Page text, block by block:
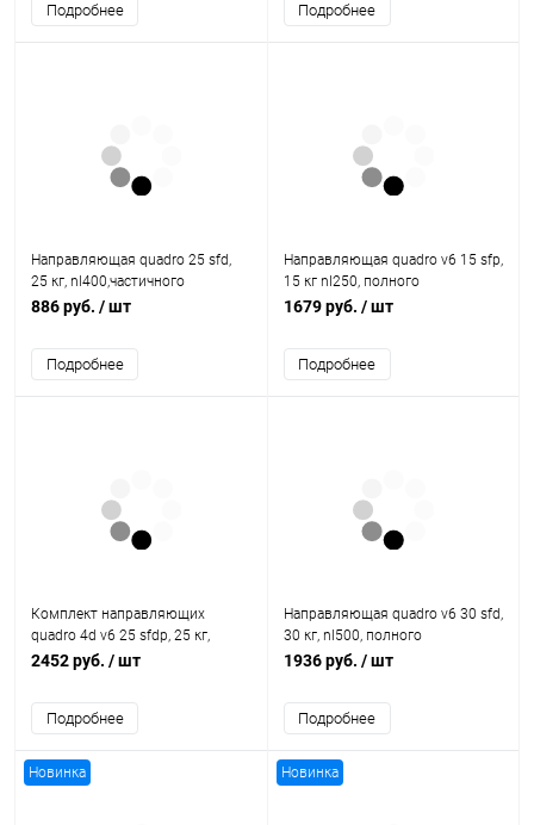
Подробнее Подробнее
Направляющая quadro 25 sfd,
25 кг, nl400,частичного
выдвижения, eb20, левая
886 руб. / шт
Подробнее
Направляющая quadro v6 15 sfp,
15 кг nl250, полного
выдвижения, eb20, левая
1679 руб. / шт
Подробнее
Комплект направляющих
quadro 4d v6 25 sfdp, 25 кг,
nl350, полного выдвижения,
2452 руб. / шт
Подробнее
Направляющая quadro v6 30 sfd,
30 кг, nl500, полного
выдвижения, eb20, правая
1936 руб. / шт
Подробнее
Новинка Новинка